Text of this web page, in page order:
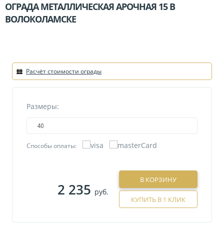
ОГРАДА МЕТАЛЛИЧЕСКАЯ АРОЧНАЯ 15 В
ВОЛОКОЛАМСКЕ
Расчёт стоимости ограды
Размеры:
40
Способы оплаты:
2 235 руб.
В КОРЗИНУ
КУПИТЬ В 1 КЛИК